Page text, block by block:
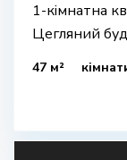
1-кімнатна
Цегляний
47 м²